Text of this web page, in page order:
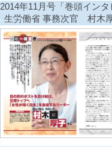
2014年11月号「巻頭イン
生労働省 事務次官 村木厚